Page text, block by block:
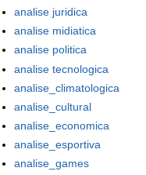
analise juridica
analise midiatica
analise politica
analise tecnologica
analise_climatologica
analise_cultural
analise_economica
analise_esportiva
analise_games